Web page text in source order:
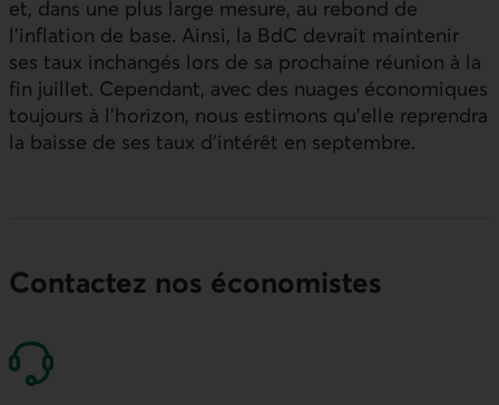
et, dans une plus large mesure, au rebond de
l’inflation de base. Ainsi, la BdC devrait maintenir
ses taux inchangés lors de sa prochaine réunion à la
fin juillet. Cependant, avec des nuages économiques
toujours à l’horizon, nous estimons qu’elle reprendra
la baisse de ses taux d’intérêt en septembre.
Contactez nos économistes